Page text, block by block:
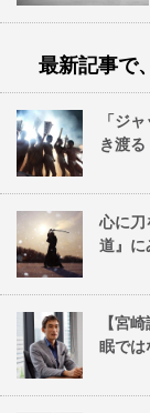
最新記事で
「ジ
き渡る
心に刀
道』に
【宮
眠では